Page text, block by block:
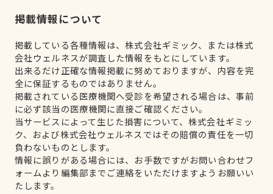
掲載情報について
掲載している各種情報は、株式会社ギミック、または株式
会社ウェルネスが調査した情報をもとにしています。
出来るだけ正確な情報掲載に努めておりますが、内容を完
全に保証するものではありません。
掲載されている医療機関へ受診を希望される場合は、事前
に必ず該当の医療機関に直接ご確認ください。
当サービスによって生じた損害について、株式会社ギミッ
ク、および株式会社ウェルネスではその賠償の責任を一切
負わないものとします。
情報に誤りがある場合には、お手数ですがお問い合わせフ
ォームより編集部までご連絡をいただけますようお願いい
たします。